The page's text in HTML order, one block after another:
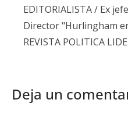
EDITORIALISTA / Ex
Director "Hurlingham
REVISTA POLITICA
Deja un